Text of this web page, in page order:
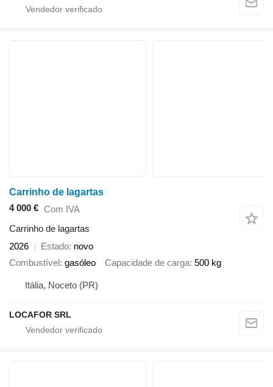
Carrinho de lagartas
4 000 € Com IVA
Carrinho de lagartas
2026
Estado novo
Combustível gasóleo Capacidade de carga 500 kg
Itália, Noceto (PR)
LOCAFOR SRL